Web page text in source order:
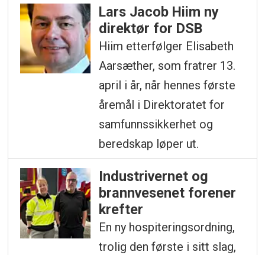
Lars Jacob Hiim ny
direktør for DSB
Hiim etterfølger Elisabeth
Aarsæther, som fratrer 13.
april i år, når hennes første
åremål i Direktoratet for
samfunnssikkerhet og
beredskap løper ut.
Industrivernet og
brannvesenet forener
krefter
En ny hospiteringsordning,
trolig den første i sitt slag,